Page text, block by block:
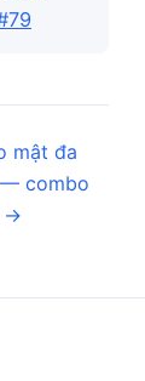
mật đa
— combo
→